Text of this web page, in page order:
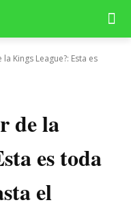
Kings League?: Esta es
de la
es toda
el